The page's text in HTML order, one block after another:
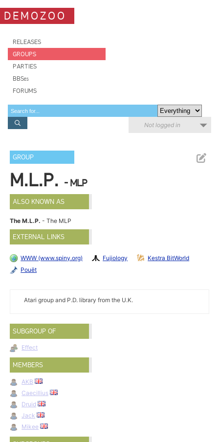
DEMOZOO
RELEASES
GROUPS
PARTIES
BBSes
FORUMS
Not logged in
GROUP
M.L.P. - MLP
ALSO KNOWN AS
The M.L.P. - The MLP
EXTERNAL LINKS
WWW (www.spiny.org) Fujiology
Kestra BitWorld
Pouët
Atari group and P.D. library from the U.K.
SUBGROUP OF
Effect
MEMBERS
AKB
Caecillius
Druid
Jack
Mikee